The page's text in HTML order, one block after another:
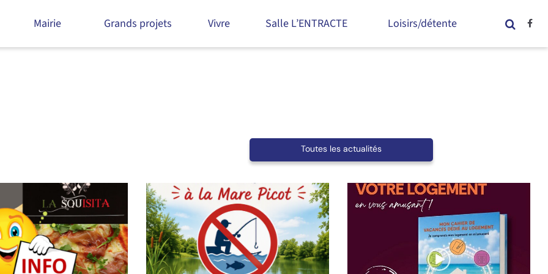
Mairie Grands projets Vivre Salle L’ENTRACTE Loisirs/détente
Toutes les actualités